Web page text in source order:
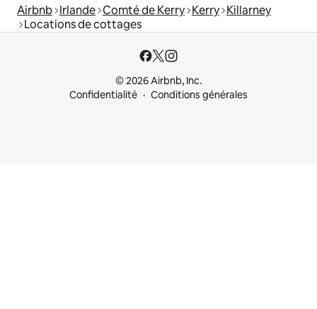
Airbnb Irlande Comté de Kerry Kerry Killarney
Locations de cottages
© 2026 Airbnb, Inc.
Confidentialité
Conditions générales